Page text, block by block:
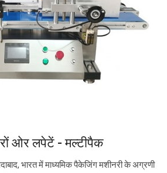
ओर लपेटें - मल्टीपैक
भारत में माध्यमिक पैकेजिंग मशीनरी के अग्रणी